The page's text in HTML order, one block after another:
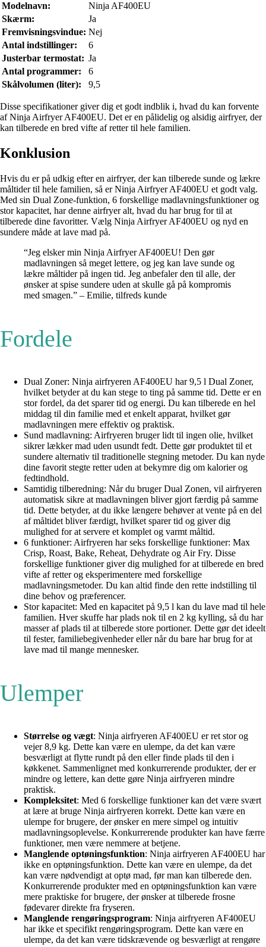
Modelnavn:
Ninja AF400EU
Skærm:
Ja
Fremvisningsvindue: Nej
Antal indstillinger:
6
Justerbar termostat: Ja
Antal programmer:
6
Skålvolumen (liter):
9,5
Disse specifikationer giver dig et godt indblik i, hvad du kan forvente
af Ninja Airfryer AF400EU. Det er en pålidelig og alsidig airfryer, der
kan tilberede en bred vifte af retter til hele familien.
Konklusion
Hvis du er på udkig efter en airfryer, der kan tilberede sunde og lækre
måltider til hele familien, så er Ninja Airfryer AF400EU et godt valg.
Med sin Dual Zone-funktion, 6 forskellige madlavningsfunktioner og
stor kapacitet, har denne airfryer alt, hvad du har brug for til at
tilberede dine favoritter. Vælg Ninja Airfryer AF400EU og nyd en
sundere måde at lave mad på.
“Jeg elsker min Ninja Airfryer AF400EU! Den gør
madlavningen så meget lettere, og jeg kan lave sunde og
lækre måltider på ingen tid. Jeg anbefaler den til alle, der
ønsker at spise sundere uden at skulle gå på kompromis
med smagen.” – Emilie, tilfreds kunde
Fordele
Dual Zoner: Ninja airfryeren AF400EU har 9,5 l Dual Zoner,
hvilket betyder at du kan stege to ting på samme tid. Dette er en
stor fordel, da det sparer tid og energi. Du kan tilberede en hel
middag til din familie med et enkelt apparat, hvilket gør
madlavningen mere effektiv og praktisk.
Sund madlavning: Airfryeren bruger lidt til ingen olie, hvilket
sikrer lækker mad uden usundt fedt. Dette gør produktet til et
sundere alternativ til traditionelle stegning metoder. Du kan nyde
dine favorit stegte retter uden at bekymre dig om kalorier og
fedtindhold.
Samtidig tilberedning: Når du bruger Dual Zonen, vil airfryeren
automatisk sikre at madlavningen bliver gjort færdig på samme
tid. Dette betyder, at du ikke længere behøver at vente på en del
af måltidet bliver færdigt, hvilket sparer tid og giver dig
mulighed for at servere et komplet og varmt måltid.
6 funktioner: Airfryeren har seks forskellige funktioner: Max
Crisp, Roast, Bake, Reheat, Dehydrate og Air Fry. Disse
forskellige funktioner giver dig mulighed for at tilberede en bred
vifte af retter og eksperimentere med forskellige
madlavningsmetoder. Du kan altid finde den rette indstilling til
dine behov og præferencer.
Stor kapacitet: Med en kapacitet på 9,5 l kan du lave mad til hele
familien. Hver skuffe har plads nok til en 2 kg kylling, så du har
masser af plads til at tilberede store portioner. Dette gør det ideelt
til fester, familiebegivenheder eller når du bare har brug for at
lave mad til mange mennesker.
Ulemper
Størrelse og vægt: Ninja airfryeren AF400EU er ret stor og
vejer 8,9 kg. Dette kan være en ulempe, da det kan være
besværligt at flytte rundt på den eller finde plads til den i
køkkenet. Sammenlignet med konkurrerende produkter, der er
mindre og lettere, kan dette gøre Ninja airfryeren mindre
praktisk.
Kompleksitet: Med 6 forskellige funktioner kan det være svært
at lære at bruge Ninja airfryeren korrekt. Dette kan være en
ulempe for brugere, der ønsker en mere simpel og intuitiv
madlavningsoplevelse. Konkurrerende produkter kan have færre
funktioner, men være nemmere at betjene.
Manglende optøningsfunktion: Ninja airfryeren AF400EU har
ikke en optøningsfunktion. Dette kan være en ulempe, da det
kan være nødvendigt at optø mad, før man kan tilberede den.
Konkurrerende produkter med en optøningsfunktion kan være
mere praktiske for brugere, der ønsker at tilberede frosne
fødevarer direkte fra fryseren.
Manglende rengøringsprogram: Ninja airfryeren AF400EU
har ikke et specifikt rengøringsprogram. Dette kan være en
ulempe, da det kan være tidskrævende og besværligt at rengøre